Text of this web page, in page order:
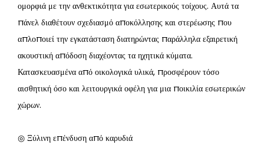
ομορφιά με την ανθεκτικότητα για εσωτερικούς τοίχους. Αυτά τα
πάνελ διαθέτουν σχεδιασμό αποκόλλησης και στερέωσης που
απλοποιεί την εγκατάσταση διατηρώντας παράλληλα εξαιρετική
ακουστική απόδοση διαχέοντας τα ηχητικά κύματα.
Κατασκευασμένα από οικολογικά υλικά, προσφέρουν τόσο
αισθητική όσο και λειτουργικά οφέλη για μια ποικιλία εσωτερικών
χώρων.
◎ Ξύλινη επένδυση από καρυδιά